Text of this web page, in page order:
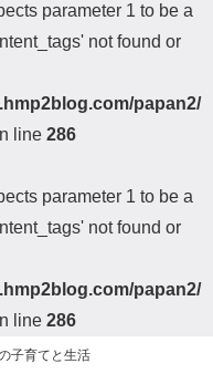
parameter 1 to be a
not found or
papan2/
line 286
parameter 1 to be a
not found or
papan2/
line 286
子育てと生活